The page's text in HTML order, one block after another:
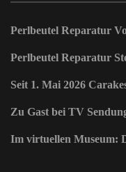
Perlbeutel Reparatur
Perlbeutel Reparatur
Seit 1. Mai 2026
Zu Gast bei TV
Im virtuellen Museum: